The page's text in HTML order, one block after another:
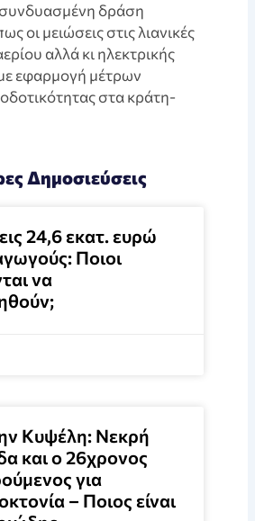
δράση
οι μειώσεις στις λιανικές
αλλά κι ηλεκτρικής
με εφαρμογή μέτρων
στα κράτη-
Δημοσιεύσεις
24,6 εκατ. ευρώ
Ποιοι
να
Κυψέλη: Νεκρή
και ο 26χρονος
για
– Ποιος είναι